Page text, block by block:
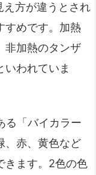
え方が違うとされ
すめです。加熱
非加熱のタンザ
いわれていま
る「バイカラー
、赤、黄色など
きます。2色の色